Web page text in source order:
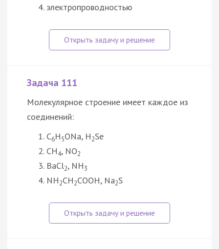
электропроводностью
Задача 111
Молекулярное строение имеет каждое из
соединений:
C6H5ONa, H2Se
CH4, NO2
BaCl2, NH3
NH2CH2COOH, Na2S